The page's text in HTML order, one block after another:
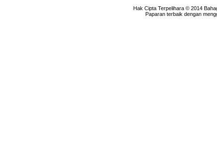
Hak Cipta Terpelihara © 2014
Paparan terbaik dengan